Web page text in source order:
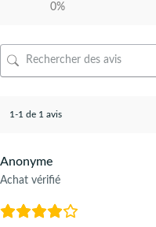
0%
1-1 de 1 avis
Anonyme
Achat vérifié